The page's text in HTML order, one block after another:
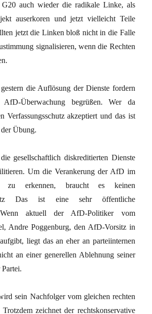
G20 auch wieder die radikale Linke, als
auserkoren und jetzt vielleicht Teile
jetzt die Linken bloß nicht in die Falle
signalisieren, wenn die Rechten
die Auflösung der Dienste fordern
Überwachung begrüßen. Wer da
Verfassungsschutz akzeptiert und das ist
Übung.
gesellschaftlich diskreditierten Dienste
Um die Verankerung der AfD im
zu erkennen, braucht es keinen
Das ist eine sehr öffentliche
Wenn aktuell der AfD-Politiker vom
Andre Poggenburg, den AfD-Vorsitz in
liegt das an eher an parteiinternen
an einer generellen Ablehnung seiner
sein Nachfolger vom gleichen rechten
zeichnet der rechtskonservative